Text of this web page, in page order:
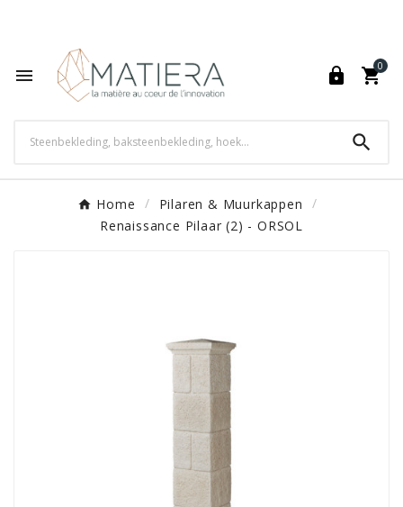
  
0

Home
Pilaren & Muurkappen
Renaissance Pilaar (2) - ORSOL